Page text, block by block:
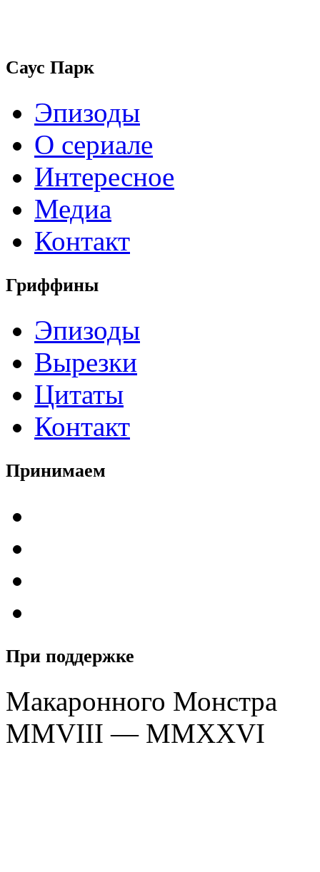
Саус Парк
Эпизоды
О сериале
Интересное
Медиа
Контакт
Гриффины
Эпизоды
Вырезки
Цитаты
Контакт
Принимаем
При поддержке
Макаронного Монстра
MMVIII — MMXXVI